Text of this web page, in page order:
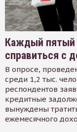
Каждый пятый
справиться с
В опросе,
среди 1,2 тыс.
респондентов
кредитные
вынуждены
ежемесячного